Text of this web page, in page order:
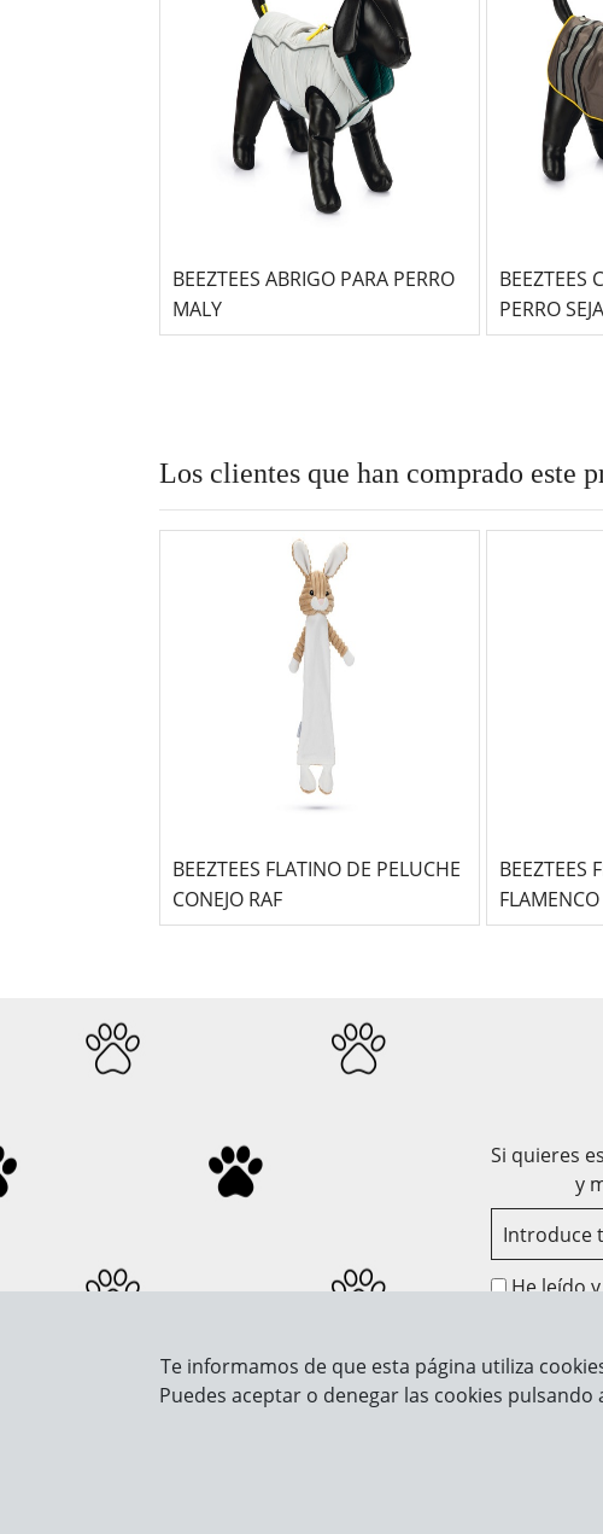
BEEZTEES ABRIGO PARA PERRO
MALY
BEEZTEES
PERRO SEJA
Los clientes que han comprado este
BEEZTEES FLATINO DE PELUCHE
CONEJO RAF
BEEZTEES
Si quieres
y
He leído
Sobre Nosotros
Te informamos de que esta página utiliza
Puedes aceptar o denegar las cookies